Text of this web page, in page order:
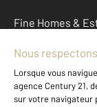
Fine Homes &
À propos
International